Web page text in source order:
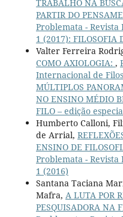
TRABALHO NA
PARTIR DO
Problemata -
1 (2017): FILOSOFIA
Valter Ferreira
COMO AXIOLOGIA: ,
Internacional de
MÚLTIPLOS
NO ENSINO MÉDIO
FILO – edição
Humberto Calloni,
de Arrial,
ENSINO DE
Problemata -
1 (2016)
Santana Taciana
Mafra, A LUTA POR
PESQUISADORA NA